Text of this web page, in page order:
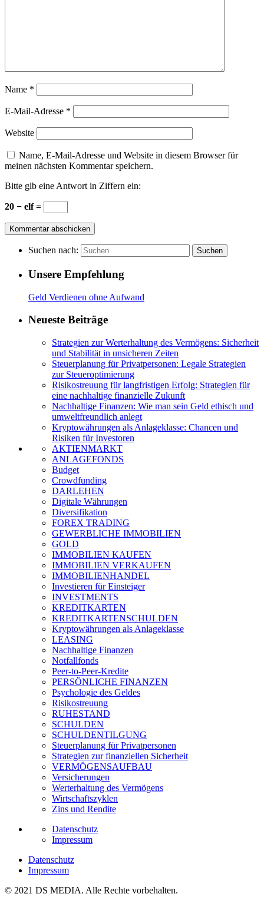
Name *
E-Mail-Adresse *
Website
Name, E-Mail-Adresse und Website in diesem Browser für
meinen nächsten Kommentar speichern.
Bitte gib eine Antwort in Ziffern ein:
20 − elf =
Suchen nach: Suchen
Unsere Empfehlung
Geld Verdienen ohne Aufwand
Neueste Beiträge
Strategien zur Werterhaltung des Vermögens: Sicherheit
und Stabilität in unsicheren Zeiten
Steuerplanung für Privatpersonen: Legale Strategien
zur Steueroptimierung
Risikostreuung für langfristigen Erfolg: Strategien für
eine nachhaltige finanzielle Zukunft
Nachhaltige Finanzen: Wie man sein Geld ethisch und
umweltfreundlich anlegt
Kryptowährungen als Anlageklasse: Chancen und
Risiken für Investoren
AKTIENMARKT
ANLAGEFONDS
Budget
Crowdfunding
DARLEHEN
Digitale Währungen
Diversifikation
FOREX TRADING
GEWERBLICHE IMMOBILIEN
GOLD
IMMOBILIEN KAUFEN
IMMOBILIEN VERKAUFEN
IMMOBILIENHANDEL
Investieren für Einsteiger
INVESTMENTS
KREDITKARTEN
KREDITKARTENSCHULDEN
Kryptowährungen als Anlageklasse
LEASING
Nachhaltige Finanzen
Notfallfonds
Peer-to-Peer-Kredite
PERSÖNLICHE FINANZEN
Psychologie des Geldes
Risikostreuung
RUHESTAND
SCHULDEN
SCHULDENTILGUNG
Steuerplanung für Privatpersonen
Strategien zur finanziellen Sicherheit
VERMÖGENSAUFBAU
Versicherungen
Werterhaltung des Vermögens
Wirtschaftszyklen
Zins und Rendite
Datenschutz
Impressum
Datenschutz
Impressum
© 2021 DS MEDIA. Alle Rechte vorbehalten.